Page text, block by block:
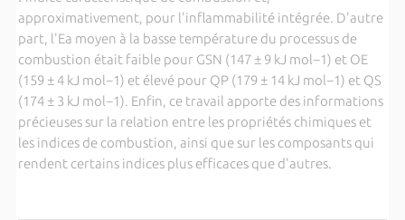
approximativement, pour l'inflammabilité intégrée. D'autre
part, l'Ea moyen à la basse température du processus de
combustion était faible pour GSN (147 ± 9 kJ mol−1) et OE
(159 ± 4 kJ mol−1) et élevé pour QP (179 ± 14 kJ mol−1) et QS
(174 ± 3 kJ mol−1). Enfin, ce travail apporte des informations
précieuses sur la relation entre les propriétés chimiques et
les indices de combustion, ainsi que sur les composants qui
rendent certains indices plus efficaces que d'autres.